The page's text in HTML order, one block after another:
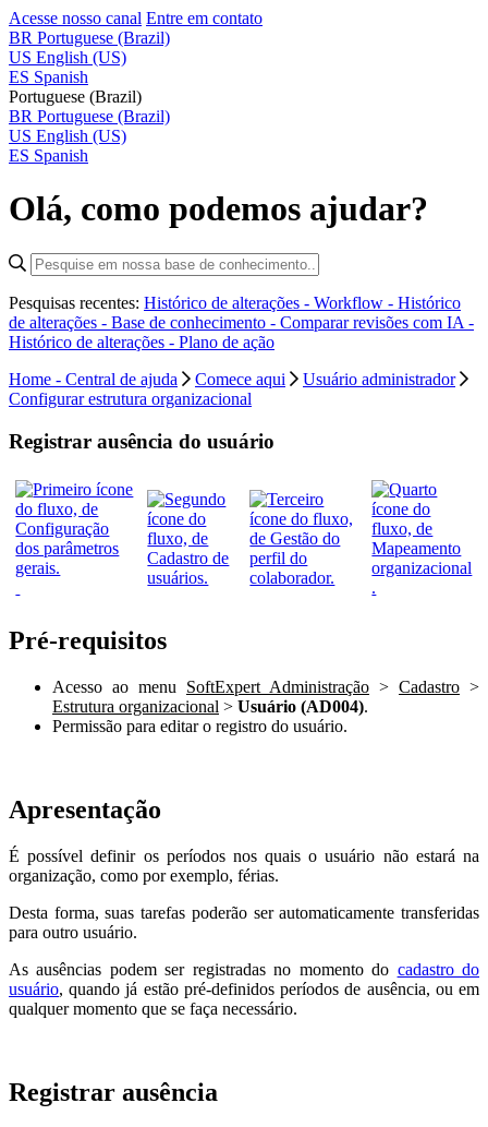
Acesse nosso canal Entre em contato
BR Portuguese (Brazil)
US English (US)
ES Spanish
Portuguese (Brazil)
BR Portuguese (Brazil)
US English (US)
ES Spanish
Olá, como podemos ajudar?
Pesquisas recentes: Histórico de alterações - Workflow - Histórico
de alterações - Base de conhecimento - Comparar revisões com IA -
Histórico de alterações - Plano de ação
Home - Central de ajuda
Comece aqui
Usuário administrador
Configurar estrutura organizacional
Registrar ausência do usuário
Pré-requisitos
Acesso ao menu SoftExpert Administração > Cadastro >
Estrutura organizacional > Usuário (AD004).
Permissão para editar o registro do usuário.
Apresentação
É possível definir os períodos nos quais o usuário não estará na
organização, como por exemplo, férias.
Desta forma, suas tarefas poderão ser automaticamente transferidas
para outro usuário.
As ausências podem ser registradas no momento do cadastro do
usuário, quando já estão pré-definidos períodos de ausência, ou em
qualquer momento que se faça necessário.
Registrar ausência